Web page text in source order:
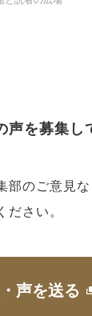
声を募集し
部のご意見な
ださい。
声を送る